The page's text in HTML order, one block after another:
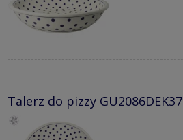
Talerz do pizzy GU2086DEK37